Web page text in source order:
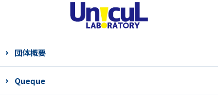
団体概要
Queque